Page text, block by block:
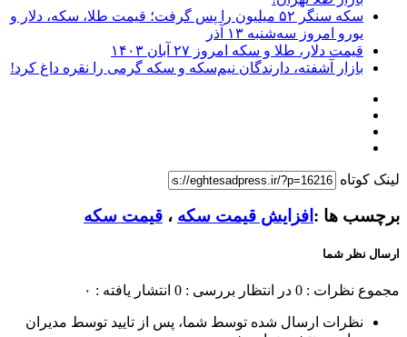
سکه سنگر ۵۲ میلیون را پس گرفت؛ قیمت طلا، سکه، دلار و
یورو امروز سه‌شنبه ۱۳ آذر
قیمت دلار، طلا و سکه امروز ۲۷ آبان ۱۴۰۳
بازار آشفته، دارندگان نیم‌سکه و سکه گرمی را نقره داغ کرد!
لینک کوتاه
برچسب ها : افزایش قیمت سکه ، قیمت سکه
ارسال نظر شما
مجموع نظرات : 0 در انتظار بررسی : 0 انتشار یافته : ۰
نظرات ارسال شده توسط شما، پس از تایید توسط مدیران